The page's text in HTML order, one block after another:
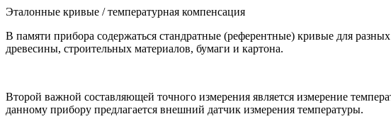
Эталонные кривые / температурная компенсация
В памяти прибора содержаться стандратные (референтные) кривые для
древесины, строительных материалов, бумаги и картона.
Второй важной составляющей точного измерения является измерение
данному прибору предлагается внешний датчик измерения температуры.